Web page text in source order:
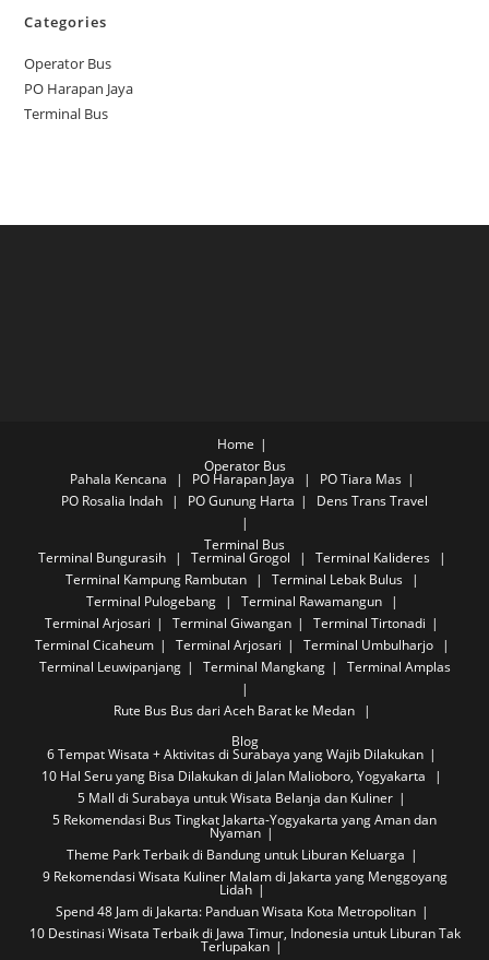
Categories
Operator Bus
PO Harapan Jaya
Terminal Bus
Home
Operator Bus
Pahala Kencana PO Harapan Jaya
PO Tiara Mas
PO Rosalia Indah
PO Gunung Harta Dens Trans Travel
Terminal Bus
Terminal Bungurasih Terminal Grogol
Terminal Kalideres
Terminal Kampung Rambutan
Terminal Lebak Bulus
Terminal Pulogebang
Terminal Rawamangun
Terminal Arjosari
Terminal Giwangan
Terminal Tirtonadi
Terminal Cicaheum
Terminal Arjosari
Terminal Umbulharjo
Terminal Leuwipanjang
Terminal Mangkang Terminal Amplas
Rute Bus Bus dari Aceh Barat ke Medan
Blog
6 Tempat Wisata + Aktivitas di Surabaya yang Wajib Dilakukan
10 Hal Seru yang Bisa Dilakukan di Jalan Malioboro, Yogyakarta
5 Mall di Surabaya untuk Wisata Belanja dan Kuliner
5 Rekomendasi Bus Tingkat Jakarta-Yogyakarta yang Aman dan
Nyaman
Theme Park Terbaik di Bandung untuk Liburan Keluarga
9 Rekomendasi Wisata Kuliner Malam di Jakarta yang Menggoyang
Lidah
Spend 48 Jam di Jakarta: Panduan Wisata Kota Metropolitan
10 Destinasi Wisata Terbaik di Jawa Timur, Indonesia untuk Liburan Tak
Terlupakan